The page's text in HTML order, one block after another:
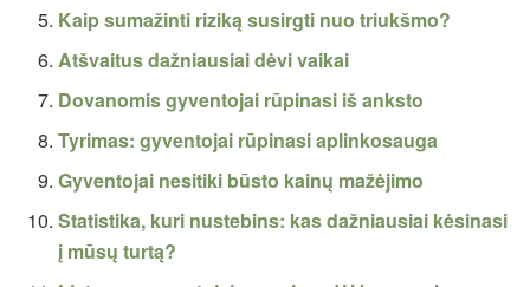
Kaip sumažinti riziką susirgti nuo triukšmo?
Atšvaitus dažniausiai dėvi vaikai
Dovanomis gyventojai rūpinasi iš anksto
Tyrimas: gyventojai rūpinasi aplinkosauga
Gyventojai nesitiki būsto kainų mažėjimo
Statistika, kuri nustebins: kas dažniausiai kėsinasi
į mūsų turtą?